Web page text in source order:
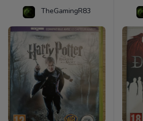
TheGamingR83